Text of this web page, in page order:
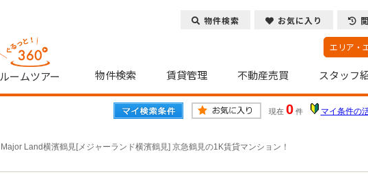
物件検索 お気に入り
エリア・
ルームツアー 物件検索 賃貸管理 不動産売買 スタッフ
現在 0 件 マイ条件の
Major Land横濱鶴見[メジャーランド横濱鶴見] 京急鶴見の1K賃貸マンション！